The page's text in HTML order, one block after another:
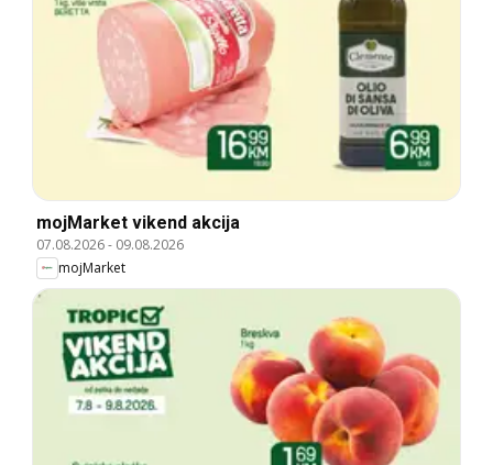
mojMarket vikend akcija
07.08.2026- 09.08.2026
mojMarket